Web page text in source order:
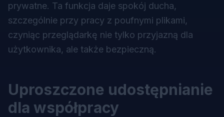
prywatne. Ta funkcja daje spokój ducha,
szczególnie przy pracy z poufnymi plikami,
czyniąc przeglądarkę nie tylko przyjazną dla
użytkownika, ale także bezpieczną.
Uproszczone udostępnianie
dla współpracy